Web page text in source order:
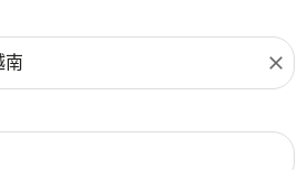
close